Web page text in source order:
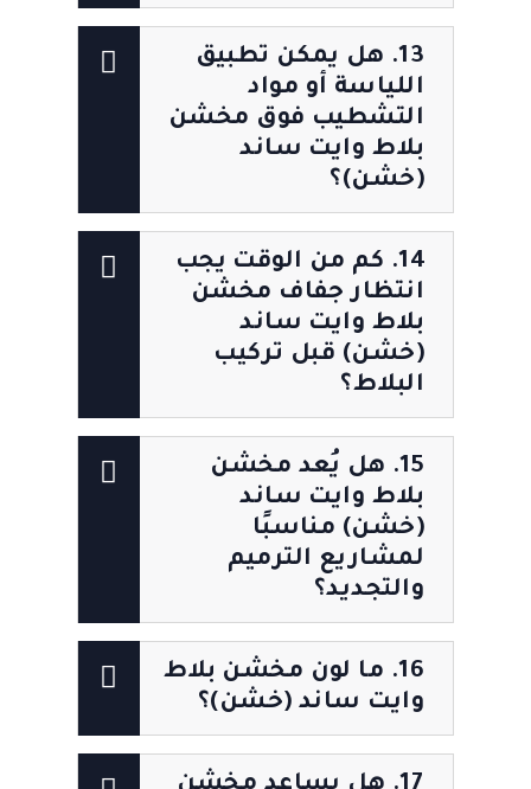
13. هل يمكن تطبيق
اللياسة أو مواد
التشطيب فوق مخشن
بلاط وايت ساند
(خشن)؟
14. كم من الوقت يجب
انتظار جفاف مخشن
بلاط وايت ساند
(خشن) قبل تركيب
البلاط؟
15. هل يُعد مخشن
بلاط وايت ساند
(خشن) مناسبًا
لمشاريع الترميم
والتجديد؟
16. ما لون مخشن بلاط
وايت ساند (خشن)؟